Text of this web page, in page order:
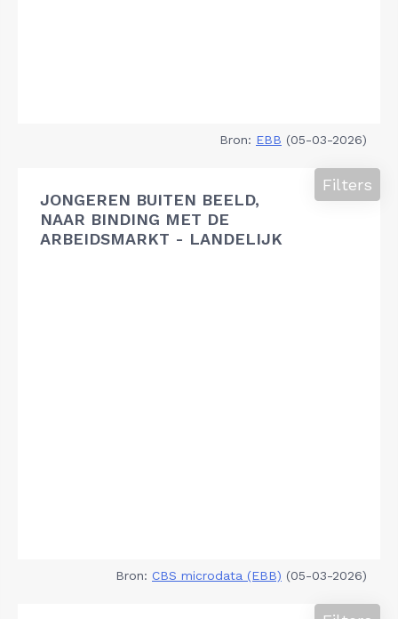
Bron: EBB (05-03-2026)
JONGEREN BUITEN BEELD,
NAAR BINDING MET DE
ARBEIDSMARKT - LANDELIJK
Filters
Bron: CBS microdata (EBB) (05-03-2026)